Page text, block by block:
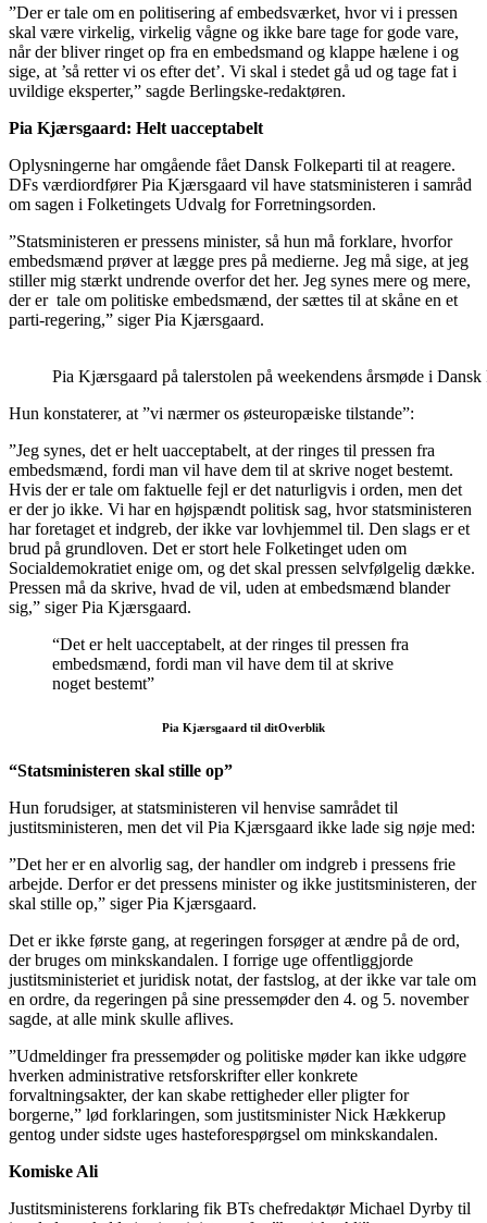
”Der er tale om en politisering af embedsværket, hvor vi i pressen
skal være virkelig, virkelig vågne og ikke bare tage for gode vare,
når der bliver ringet op fra en embedsmand og klappe hælene i og
sige, at ’så retter vi os efter det’. Vi skal i stedet gå ud og tage fat i
uvildige eksperter,” sagde Berlingske-redaktøren.
Pia Kjærsgaard: Helt uacceptabelt
Oplysningerne har omgående fået Dansk Folkeparti til at reagere.
DFs værdiordfører Pia Kjærsgaard vil have statsministeren i samråd
om sagen i Folketingets Udvalg for Forretningsorden.
”Statsministeren er pressens minister, så hun må forklare, hvorfor
embedsmænd prøver at lægge pres på medierne. Jeg må sige, at jeg
stiller mig stærkt undrende overfor det her. Jeg synes mere og mere,
der er tale om politiske embedsmænd, der sættes til at skåne en et
parti-regering,” siger Pia Kjærsgaard.
Pia Kjærsgaard på talerstolen på weekendens årsmøde i
Hun konstaterer, at ”vi nærmer os østeuropæiske tilstande”:
”Jeg synes, det er helt uacceptabelt, at der ringes til pressen fra
embedsmænd, fordi man vil have dem til at skrive noget bestemt.
Hvis der er tale om faktuelle fejl er det naturligvis i orden, men det
er der jo ikke. Vi har en højspændt politisk sag, hvor statsministeren
har foretaget et indgreb, der ikke var lovhjemmel til. Den slags er et
brud på grundloven. Det er stort hele Folketinget uden om
Socialdemokratiet enige om, og det skal pressen selvfølgelig dække.
Pressen må da skrive, hvad de vil, uden at embedsmænd blander
sig,” siger Pia Kjærsgaard.
“Det er helt uacceptabelt, at der ringes til pressen fra
embedsmænd, fordi man vil have dem til at skrive
noget bestemt”
Pia Kjærsgaard til ditOverblik
“Statsministeren skal stille op”
Hun forudsiger, at statsministeren vil henvise samrådet til
justitsministeren, men det vil Pia Kjærsgaard ikke lade sig nøje med:
”Det her er en alvorlig sag, der handler om indgreb i pressens frie
arbejde. Derfor er det pressens minister og ikke justitsministeren, der
skal stille op,” siger Pia Kjærsgaard.
Det er ikke første gang, at regeringen forsøger at ændre på de ord,
der bruges om minkskandalen. I forrige uge offentliggjorde
justitsministeriet et juridisk notat, der fastslog, at der ikke var tale om
en ordre, da regeringen på sine pressemøder den 4. og 5. november
sagde, at alle mink skulle aflives.
”Udmeldinger fra pressemøder og politiske møder kan ikke udgøre
hverken administrative retsforskrifter eller konkrete
forvaltningsakter, der kan skabe rettigheder eller pligter for
borgerne,” lød forklaringen, som justitsminister Nick Hækkerup
gentog under sidste uges hasteforespørgsel om minkskandalen.
Komiske Ali
Justitsministerens forklaring fik BTs chefredaktør Michael Dyrby til